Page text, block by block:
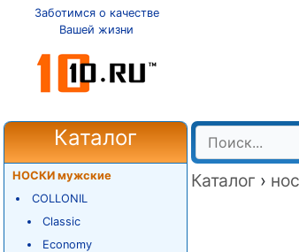
Заботимся о качестве
Вашей жизни
Каталог
НОСКИ мужские
COLLONIL
Classic
Economy
Каталог ›